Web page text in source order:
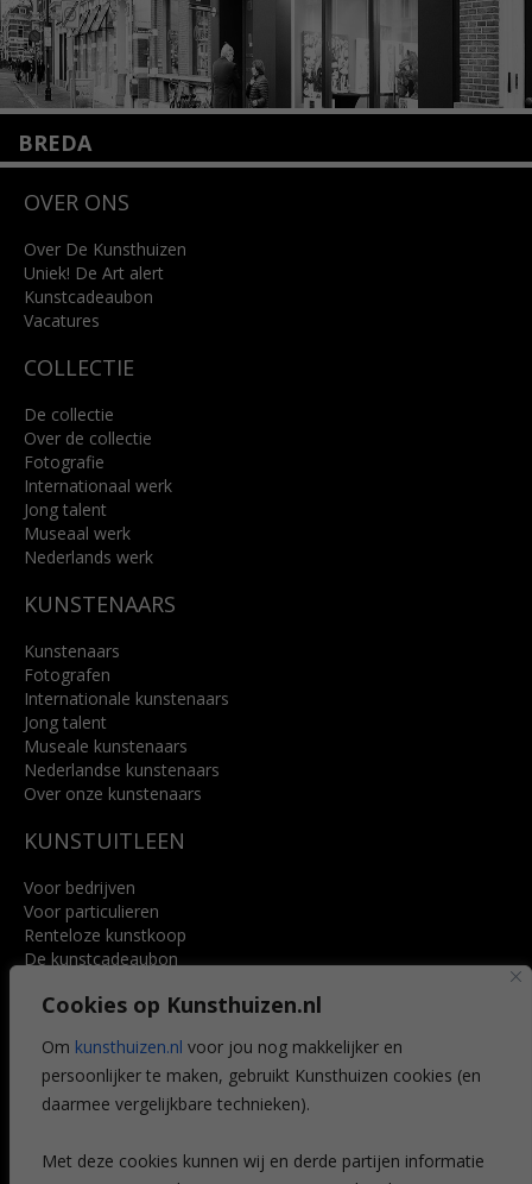
Cookies op Kunsthuizen.nl
Om kunsthuizen.nl voor jou nog makkelijker en
persoonlijker te maken, gebruikt Kunsthuizen cookies (en
daarmee vergelijkbare technieken).
Met deze cookies kunnen wij en derde partijen informatie
BREDA
4818 SB Breda
info@kunsthuisbreda.nl
Lees meer
OVER ONS
Over De Kunsthuizen
Uniek! De Art alert
Kunstcadeaubon
Vacatures
COLLECTIE
De collectie
Over de collectie
Fotografie
Internationaal werk
Jong talent
Museaal werk
Nederlands werk
KUNSTENAARS
Kunstenaars
Fotografen
Internationale kunstenaars
Jong talent
Museale kunstenaars
Nederlandse kunstenaars
Over onze kunstenaars
KUNSTUITLEEN
Voor bedrijven
Voor particulieren
Renteloze kunstkoop
De kunstcadeaubon
Voordelen
Veelgestelde vragen
CONTACT
Leiden